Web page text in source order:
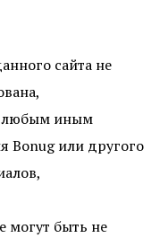
сайта не
любым иным
Bonug или другого
могут быть не